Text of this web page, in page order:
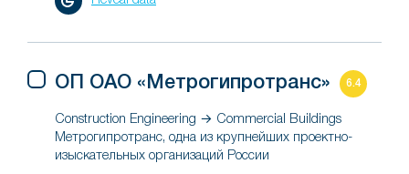
ОП ОАО «Метрогипротранс» 6.4
Construction Engineering → Commercial Buildings
Метрогипротранс, одна из крупнейших проектно-
изыскательных организаций России